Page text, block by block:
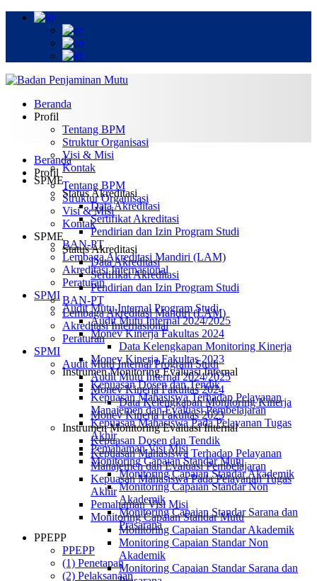
Beranda
Profil
Tentang BPM
Struktur Organisasi
Visi & Misi
Kontak
SPME
Status Akreditasi
Data Akreditasi
Sertifikat Akreditasi
Pendirian dan Izin Program Studi
BAN-PT
Lembaga Akreditasi Mandiri (LAM)
Akreditasi Internasional
Peraturan
SPMI
Audit Mutu Internal Program Studi
Audit Mutu Internal 2024/2025
Monev Kinerja Fakultas 2024
Data Kelengkapan Monitoring Kinerja
Monev Kinerja Fakultas 2023
Instrumen Monitoring Evaluasi Internal
Kepuasan Dosen dan Tendik
Kepuasan Mahasiswa Terhadap Pelayanan
Manajemen dan Evaluasi Pembelajaran
Kepuasan Mahasiswa Pada Pelayanan Tugas
Akhir
Pemahaman Visi Misi
Monitoring Capaian Standar Mutu
Monitoring Capaian Standar Akademik
Monitoring Capaian Standar Non
Akademik
Monitoring Capaian Standar Sarana dan
Prasarana
PPEPP
PPEPP
(1) Penetapan
(2) Pelaksanaan
Beranda
Profil
Tentang BPM
Struktur Organisasi
Visi & Misi
Kontak
SPME
Status Akreditasi
Data Akreditasi
Sertifikat Akreditasi
Pendirian dan Izin Program Studi
BAN-PT
Lembaga Akreditasi Mandiri (LAM)
Akreditasi Internasional
Peraturan
SPMI
Audit Mutu Internal Program Studi
Audit Mutu Internal 2024/2025
Monev Kinerja Fakultas 2024
Data Kelengkapan Monitoring Kinerja
Monev Kinerja Fakultas 2023
Instrumen Monitoring Evaluasi Internal
Kepuasan Dosen dan Tendik
Kepuasan Mahasiswa Terhadap Pelayanan
Manajemen dan Evaluasi Pembelajaran
Kepuasan Mahasiswa Pada Pelayanan Tugas
Akhir
Pemahaman Visi Misi
Monitoring Capaian Standar Mutu
Monitoring Capaian Standar Akademik
Monitoring Capaian Standar Non
Akademik
Monitoring Capaian Standar Sarana dan